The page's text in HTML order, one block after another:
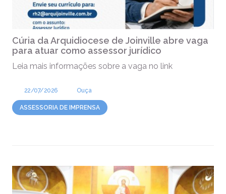
Cúria da Arquidiocese de Joinville abre vaga
para atuar como assessor jurídico
Leia mais informações sobre a vaga no link
22/07/2026 Ouça
ASSESSORIA DE IMPRENSA